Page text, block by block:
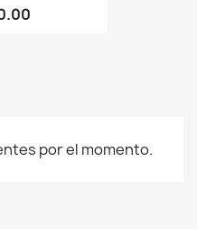
por el momento.